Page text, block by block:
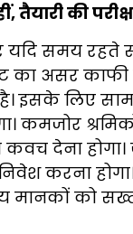
की
यदि समय रहते
का असर
इसके लिए
कमजोर
कवच देना
करना
मानकों को